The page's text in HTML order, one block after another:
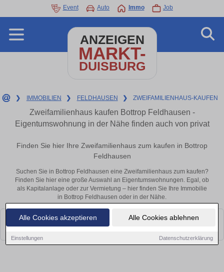
Alle Cookies akzeptieren Alle Cookies ablehnen
Einstellungen Datenschutzerklärung
Event Auto Immo Job
ANZEIGEN
MARKT-
DUISBURG
❯ IMMOBILIEN ❯ FELDHAUSEN ❯ ZWEIFAMILIENHAUS-KAUFEN
Zweifamilienhaus kaufen Bottrop Feldhausen -
Eigentumswohnung in der Nähe finden auch von privat
Finden Sie hier Ihre Zweifamilienhaus zum kaufen in Bottrop
Feldhausen
Suchen Sie in Bottrop Feldhausen eine Zweifamilienhaus zum kaufen?
Finden Sie hier eine große Auswahl an Eigentumswohnungen. Egal, ob
als Kapitalanlage oder zur Vermietung – hier finden Sie Ihre Immobilie
in Bottrop Feldhausen oder in der Nähe.
Leider konnten wir derzeit keine passenden Objekte finden. Schauen Sie
bald wieder vorbei!